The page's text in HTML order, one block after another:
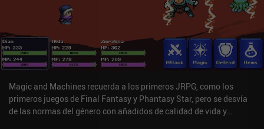
los hechizos, están limitados al nivel 1 y los críticos están
desactivados. Waven se monetiza mediante iAPs para skins y un
pase de batalla que te permite saltarte parte de la rutina PvE, pero
que no es necesario para disfrutar de una buena experiencia. Así
que si te gustan los RPG tácticos por turnos con multijugador,
puede que este te guste.
Magic and Machines recuerda a los primeros JRPG, como los
primeros juegos de Final Fantasy y Phantasy Star, pero se desvía
de las normas del género con añadidos de calidad de vida y